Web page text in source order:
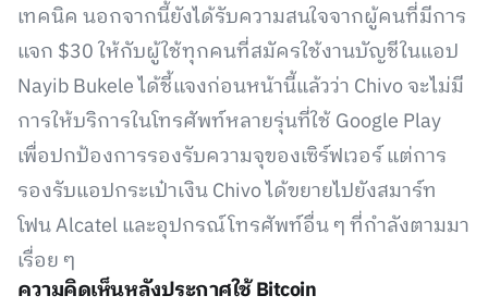
เทคนิค นอกจากนี้ยังได้รับความสนใจจากผู้คนที่มีการ
แจก $30 ให้กับผู้ใช้ทุกคนที่สมัครใช้งานบัญชีในแอป
Nayib Bukele ได้ชี้แจงก่อนหน้านี้แล้วว่า Chivo จะไม่มี
การให้บริการในโทรศัพท์หลายรุ่นที่ใช้ Google Play
เพื่อปกป้องการรองรับความจุของเซิร์ฟเวอร์ แต่การ
รองรับแอปกระเป๋าเงิน Chivo ได้ขยายไปยังสมาร์ท
โฟน Alcatel และอุปกรณ์โทรศัพท์อื่น ๆ ที่กำลังตามมา
เรื่อย ๆ
ความคิดเห็นหลังประกาศใช้ Bitcoin